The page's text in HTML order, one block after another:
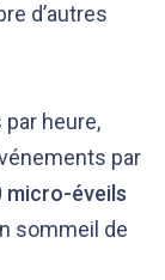
d’autres
heure,
par
micro-éveils
sommeil de